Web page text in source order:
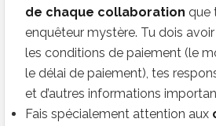
de chaque collaboration que
enquêteur mystère. Tu dois
les conditions de paiement (le
le délai de paiement), tes
et d’autres informations
Fais spécialement attention aux